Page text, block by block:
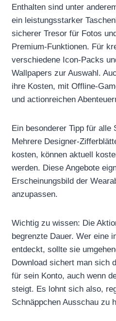
Enthalten sind unter
ein leistungsstarker
sicherer Tresor für Fotos
Premium-Funktionen. Für
verschiedene Icon-Packs
Wallpapers zur Auswahl.
ihre Kosten, mit Offline-
und actionreichen
Ein besonderer Tipp für alle
Mehrere Designer-
kosten, können aktuell
werden. Diese Angebote
Erscheinungsbild der
anzupassen.
Wichtig zu wissen: Die
begrenzte Dauer. Wer eine
entdeckt, sollte sie
Download sichert man sich
für sein Konto, auch wenn
steigt. Es lohnt sich also,
Schnäppchen Ausschau zu